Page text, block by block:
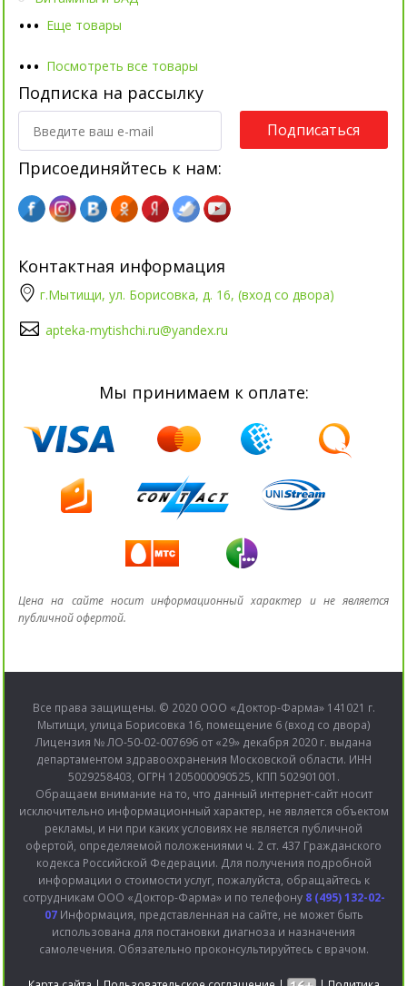
••• Еще товары
••• Посмотреть все товары
Подписка на рассылку
Подписаться
Присоединяйтесь к нам:
Контактная информация
г.Мытищи, ул. Борисовка, д. 16, (вход со двора)
apteka-mytishchi.ru@yandex.ru
Мы принимаем к оплате:
Цена на сайте носит информационный характер и не является
публичной офертой.
Все права защищены. © 2020 ООО «Доктор-Фарма» 141021 г.
Мытищи, улица Борисовка 16, помещение 6 (вход со двора)
Лицензия № ЛО-50-02-007696 от «29» декабря 2020 г. выдана
департаментом здравоохранения Московской области. ИНН
5029258403, ОГРН 1205000090525, КПП 502901001.
Обращаем внимание на то, что данный интернет-сайт носит
исключительно информационный характер, не является объектом
рекламы, и ни при каких условиях не является публичной
офертой, определяемой положениями ч. 2 ст. 437 Гражданского
кодекса Российской Федерации. Для получения подробной
информации о стоимости услуг, пожалуйста, обращайтесь к
сотрудникам ООО «Доктор-Фарма» и по телефону 8 (495) 132-02-
07Информация, представленная на сайте, не может быть
использована для постановки диагноза и назначения
самолечения. Обязательно проконсультируйтесь с врачом.